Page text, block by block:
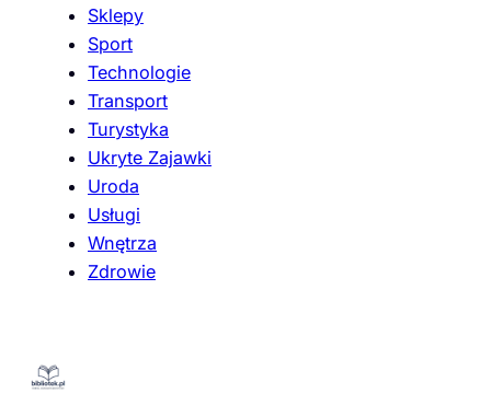
Sklepy
Sport
Technologie
Transport
Turystyka
Ukryte Zajawki
Uroda
Usługi
Wnętrza
Zdrowie